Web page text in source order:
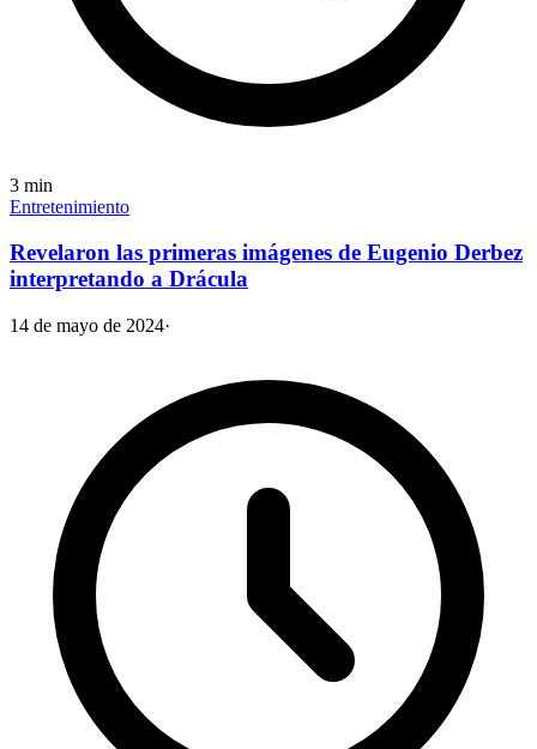
3 min
Entretenimiento
Revelaron las primeras imágenes de Eugenio Derbez
interpretando a Drácula
14 de mayo de 2024·